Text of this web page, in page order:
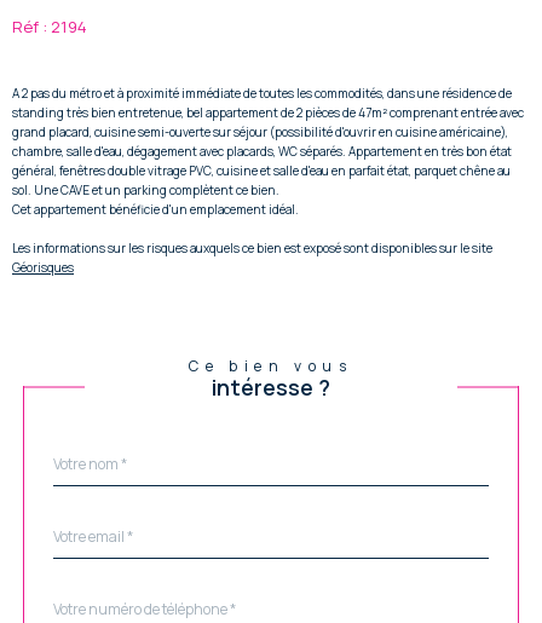
Réf : 2194
A 2 pas du métro et à proximité immédiate de toutes les commodités, dans une résidence de
standing très bien entretenue, bel appartement de 2 pièces de 47m² comprenant entrée avec
grand placard, cuisine semi-ouverte sur séjour (possibilité d'ouvrir en cuisine américaine),
chambre, salle d'eau, dégagement avec placards, WC séparés. Appartement en très bon état
général, fenêtres double vitrage PVC, cuisine et salle d'eau en parfait état, parquet chêne au
sol. Une CAVE et un parking complètent ce bien.
Cet appartement bénéficie d'un emplacement idéal.
Les informations sur les risques auxquels ce bien est exposé sont disponibles sur le site
Géorisques
Ce bien vous
intéresse ?
par
*
*
*